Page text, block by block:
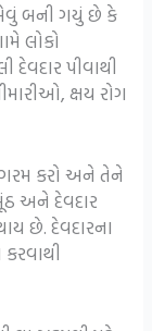
બની ગયું છે કે
લોકો
દેવદાર પીવાથી
ક્ષય રોગ
ગરમ કરો અને તેને
અને દેવદાર
છે. દેવદારના